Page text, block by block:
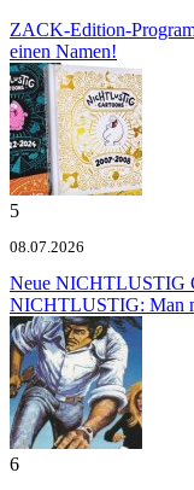
ZACK-Edition-
einen Namen!
5
08.07.2026
Neue NICHTLUSTIG
NICHTLUSTIG: Man
6